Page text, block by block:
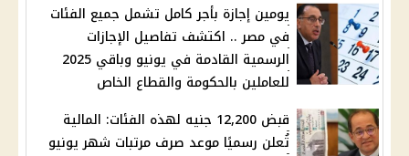
يومين إجازة بأجر كامل تشمل جميع الفئات
في مصر .. اكتشف تفاصيل الإجازات
الرسمية القادمة في يونيو وباقي 2025
للعاملين بالحكومة والقطاع الخاص
قبض 12,200 جنيه لهذه الفئات: المالية
تُعلن رسميًا موعد صرف مرتبات شهر يونيو